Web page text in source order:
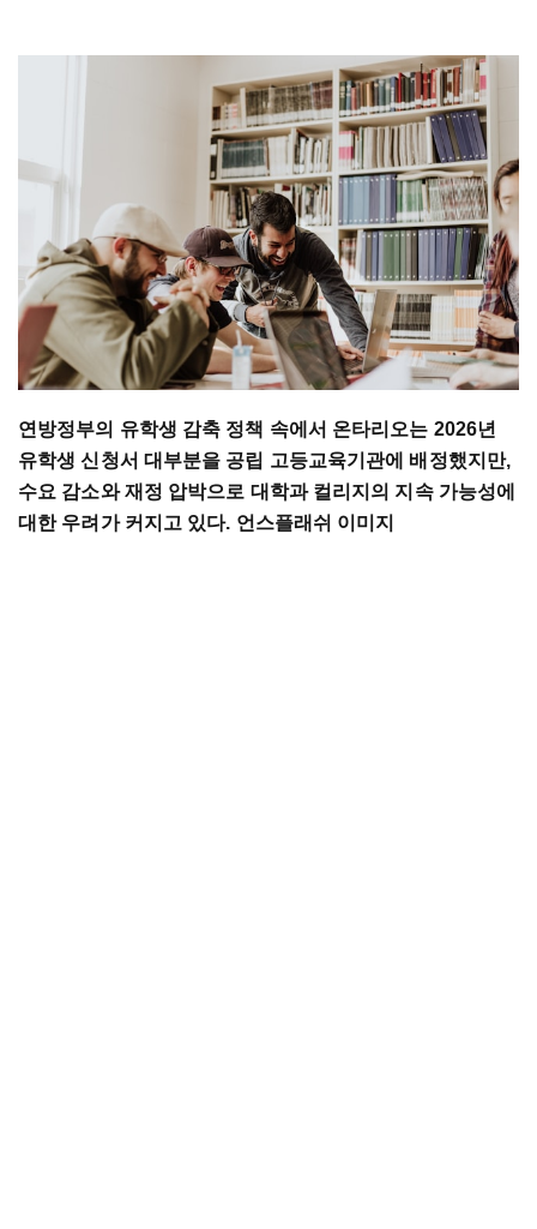
연방정부의 유학생 감축 정책 속에서 온타리오는 2026년
유학생 신청서 대부분을 공립 고등교육기관에 배정했지만,
수요 감소와 재정 압박으로 대학과 컬리지의 지속 가능성에
대한 우려가 커지고 있다. 언스플래쉬 이미지